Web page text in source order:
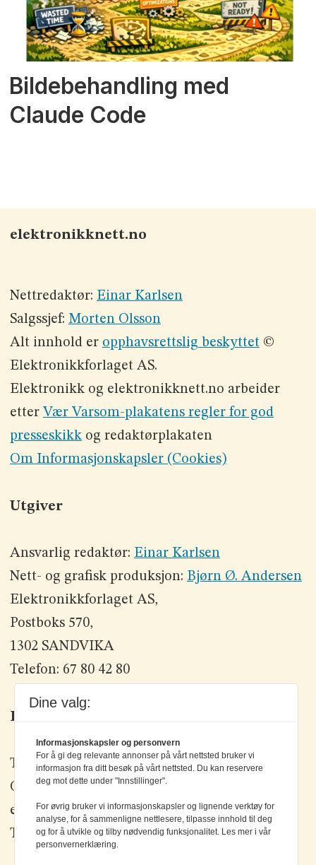
Bildebehandling med
Claude Code
elektronikknett.no
Nettredaktør: Einar Karlsen
Salgssjef: Morten Olsson
Alt innhold er opphavsrettslig beskyttet©
Elektronikkforlaget AS.
Elektronikk og elektronikknett.no arbeider
etter Vær Varsom-plakatens regler for god
presseskikkog redaktørplakaten
Om Informasjonskapsler (Cookies)
Utgiver
Ansvarlig redaktør: Einar Karlsen
Nett- og grafisk produksjon: Bjørn Ø. Andersen
Elektronikkforlaget AS,
Postboks 570,
1302 SANDVIKA
Telefon: 67 80 42 80
Kontakt oss
Tlf: +47 67 80 42 80
Olav Brunborgs vei 6, 1396 Billingstad
epost: elektronikk@elektronikkforlaget.no
Tips oss:tips@elektronikkforlaget.no
Dine valg:
Informasjonskapsler og personvern
For å gi deg relevante annonser på vårt nettsted bruker vi
informasjon fra ditt besøk på vårt nettsted. Du kan reservere
deg mot dette under "Innstillinger".
For øvrig bruker vi informasjonskapsler og lignende verktøy for
analyse, for å sammenligne nettlesere, tilpasse innhold til deg
og for å utvikle og tilby nødvendig funksjonalitet. Les mer i vår
personvernerklæring.